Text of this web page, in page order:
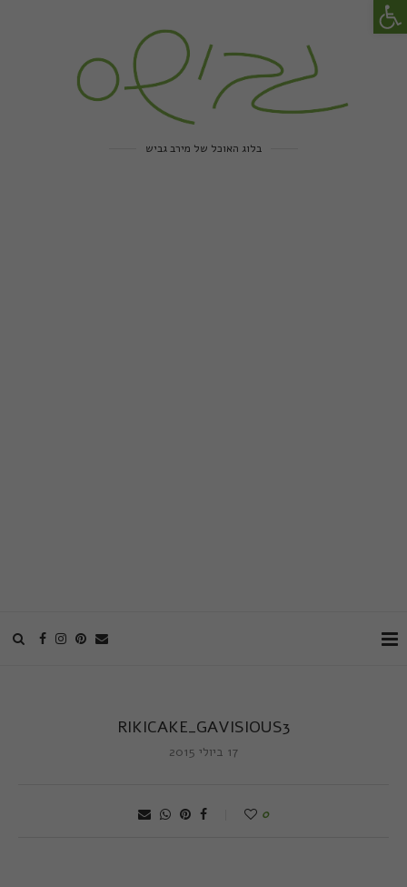
בלוג האוכל של מירב גביש
RIKICAKE_GAVISIOUS3
17 ביולי 2015
0